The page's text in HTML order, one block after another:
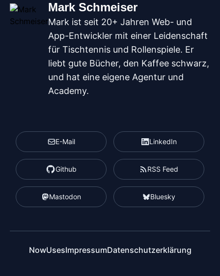
Mark Schmeiser
Mark ist seit 20+ Jahren Web- und
App-Entwickler mit einer Leidenschaft
für Tischtennis und Rollenspiele. Er
liebt gute Bücher, den Kaffee schwarz,
und hat eine eigene Agentur und
Academy.
E-Mail LinkedIn
Github RSS Feed
Mastodon Bluesky
NowUsesImpressumDatenschutzerklärung